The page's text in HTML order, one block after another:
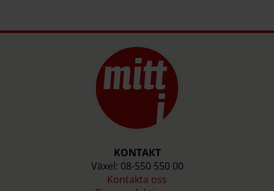
KONTAKT
Växel: 08-550 550 00
Kontakta oss